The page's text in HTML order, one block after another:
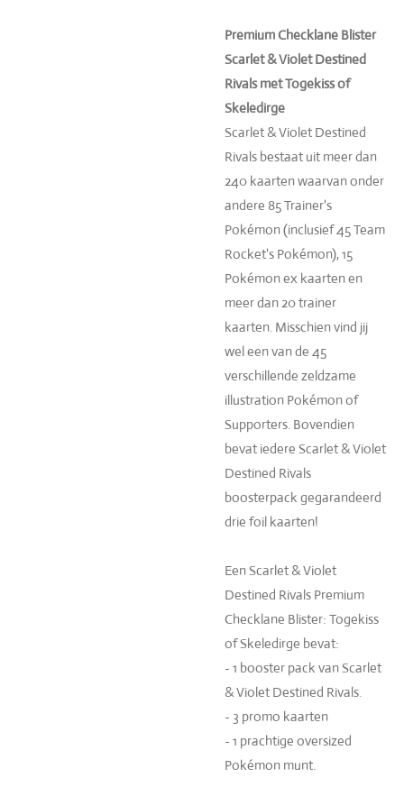
Premium Checklane Blister
Scarlet & Violet Destined
Rivals met Togekiss of
Skeledirge
Scarlet & Violet Destined
Rivals bestaat uit meer dan
240 kaarten waarvan onder
andere 85 Trainer's
Pokémon (inclusief 45 Team
Rocket's Pokémon), 15
Pokémon ex kaarten en
meer dan 20 trainer
kaarten. Misschien vind jij
wel een van de 45
verschillende zeldzame
illustration Pokémon of
Supporters. Bovendien
bevat iedere Scarlet & Violet
Destined Rivals
boosterpack gegarandeerd
drie foil kaarten!
Een Scarlet & Violet
Destined Rivals Premium
Checklane Blister: Togekiss
of Skeledirge bevat:
- 1 booster pack van Scarlet
& Violet Destined Rivals.
- 3 promo kaarten
- 1 prachtige oversized
Pokémon munt.